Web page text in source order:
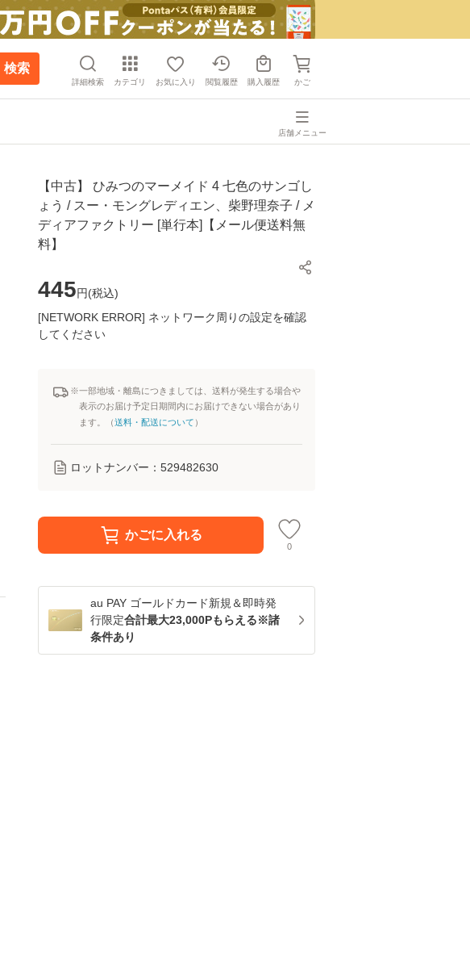
検索
詳細検索 カテゴリ お気に入り 閲覧履歴 購入履歴 かご
店舗メニュー
【中古】 ひみつのマーメイド 4 七色のサンゴし
ょう / スー・モングレディエン、柴野理奈子 / メ
ディアファクトリー [単行本]【メール便送料無
料】
445円(税込)
[NETWORK ERROR] ネットワーク周りの設定を確認
してください
※一部地域・離島につきましては、送料が発生する場合や
表示のお届け予定日期間内にお届けできない場合があり
ます。（送料・配送について ）
ロットナンバー： 529482630
かごに入れる
0
au PAY ゴールドカード新規＆即時発
行限定合計最大23,000Pもらえる※諸
条件あり